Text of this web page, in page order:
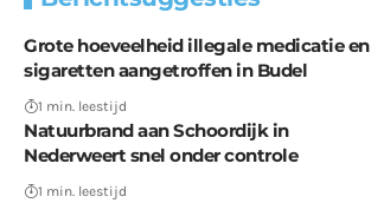
Grote hoeveelheid illegale medicatie en
sigaretten aangetroffen in Budel
1 min. leestijd
Natuurbrand aan Schoordijk in
Nederweert snel onder controle
1 min. leestijd